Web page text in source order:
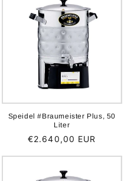
Speidel #Braumeister Plus, 50
Liter
Normaler
€2.640,00 EUR